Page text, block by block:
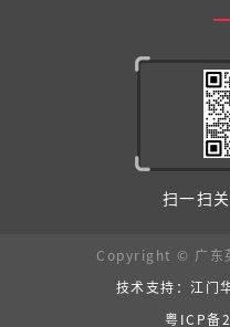
扫一扫
Copyright © 广东
技术支持：江门
粤ICP备